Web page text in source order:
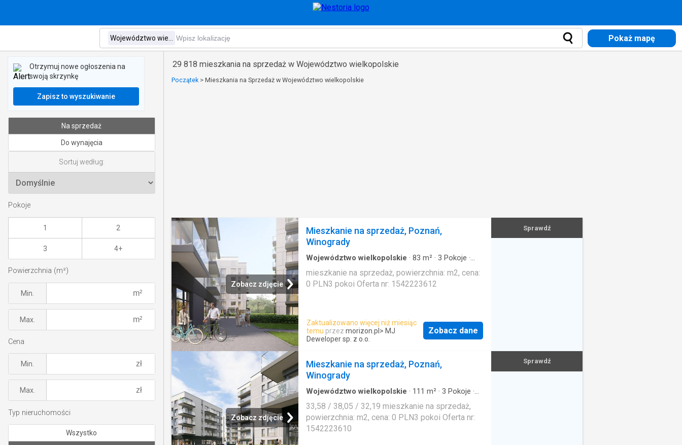
Pokaż mapę
29 818 mieszkania na sprzedaż w Województwo wielkopolskie
Początek > Mieszkania na Sprzedaż w Województwo wielkopolskie
Zobacz zdjęcie
Mieszkanie na sprzedaż, Poznań,
Winogrady
Województwo wielkopolskie · 83 m² · 3 Pokoje ·
mieszkanie na sprzedaż, powierzchnia: m2, cena:
0 PLN3 pokoi Oferta nr: 1542223612
Zaktualizowano więcej niż miesiąc
temu przez morizon.pl > MJ
Deweloper sp. z o.o.
Zobacz dane
Sprawdź
Zobacz zdjęcie
Mieszkanie na sprzedaż, Poznań,
Winogrady
Województwo wielkopolskie · 111 m² · 3 Pokoje ·
33,58 / 38,05 / 32,19 mieszkanie na sprzedaż,
powierzchnia: m2, cena: 0 PLN3 pokoi Oferta nr:
1542223610
Sprawdź
Otrzymuj nowe ogłoszenia na
swoją skrzynkę
Zapisz to wyszukiwanie
Na sprzedaż
Do wynajęcia
Sortuj według:
Pokoje
1 2
3 4+
Powierzchnia (m²)
Min.
Max.
Cena
Min.
Max.
Typ nieruchomości
Wszystko